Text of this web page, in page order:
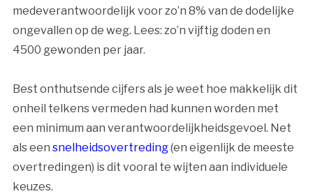
medeverantwoordelijk voor zo’n 8% van de dodelijke
ongevallen op de weg. Lees: zo’n vijftig doden en
4500 gewonden per jaar.
Best onthutsende cijfers als je weet hoe makkelijk dit
onheil telkens vermeden had kunnen worden met
een minimum aan verantwoordelijkheidsgevoel. Net
als een snelheidsovertreding(en eigenlijk de meeste
overtredingen) is dit vooral te wijten aan individuele
keuzes.